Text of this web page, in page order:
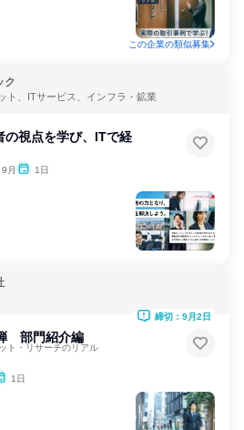
この企業の類似募集
ク
ト、ITサービス、インフラ・鉱業
の視点を学び、ITで経
月 1日
部門紹介編
ト・リサーチのリアル
1日
締切：9月2日